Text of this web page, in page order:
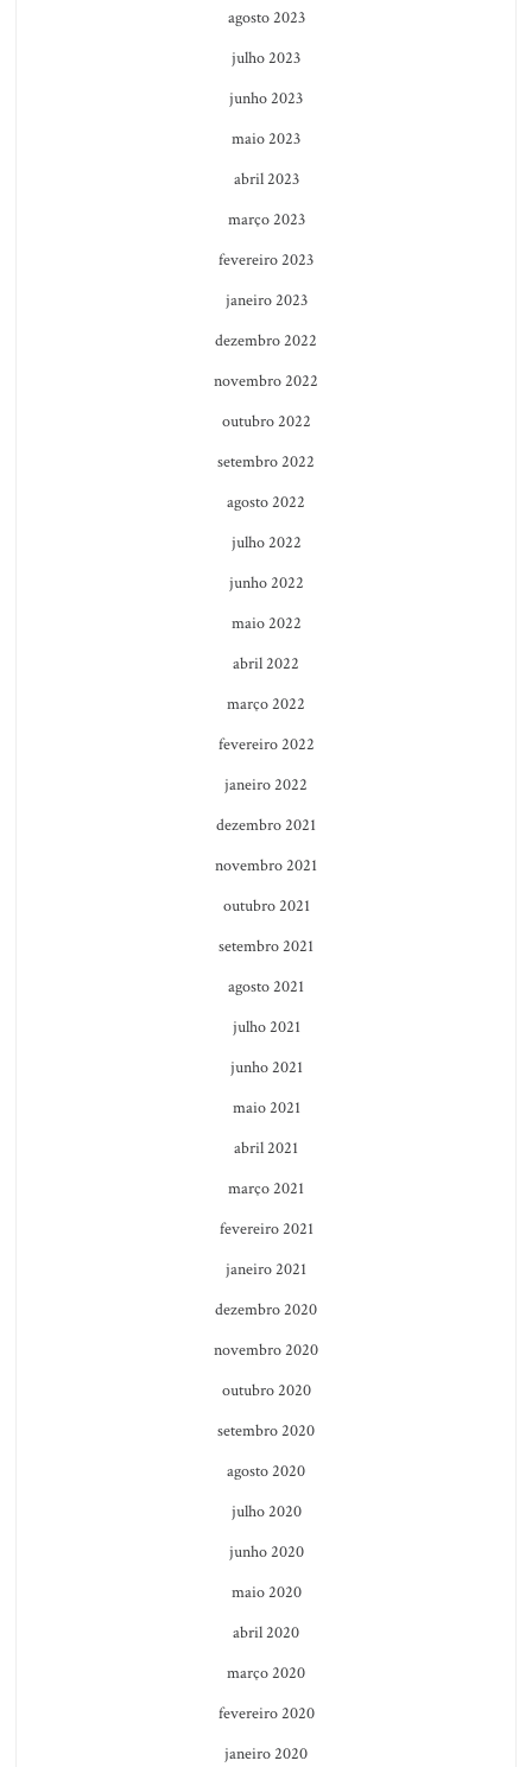
agosto 2023
julho 2023
junho 2023
maio 2023
abril 2023
março 2023
fevereiro 2023
janeiro 2023
dezembro 2022
novembro 2022
outubro 2022
setembro 2022
agosto 2022
julho 2022
junho 2022
maio 2022
abril 2022
março 2022
fevereiro 2022
janeiro 2022
dezembro 2021
novembro 2021
outubro 2021
setembro 2021
agosto 2021
julho 2021
junho 2021
maio 2021
abril 2021
março 2021
fevereiro 2021
janeiro 2021
dezembro 2020
novembro 2020
outubro 2020
setembro 2020
agosto 2020
julho 2020
junho 2020
maio 2020
abril 2020
março 2020
fevereiro 2020
janeiro 2020